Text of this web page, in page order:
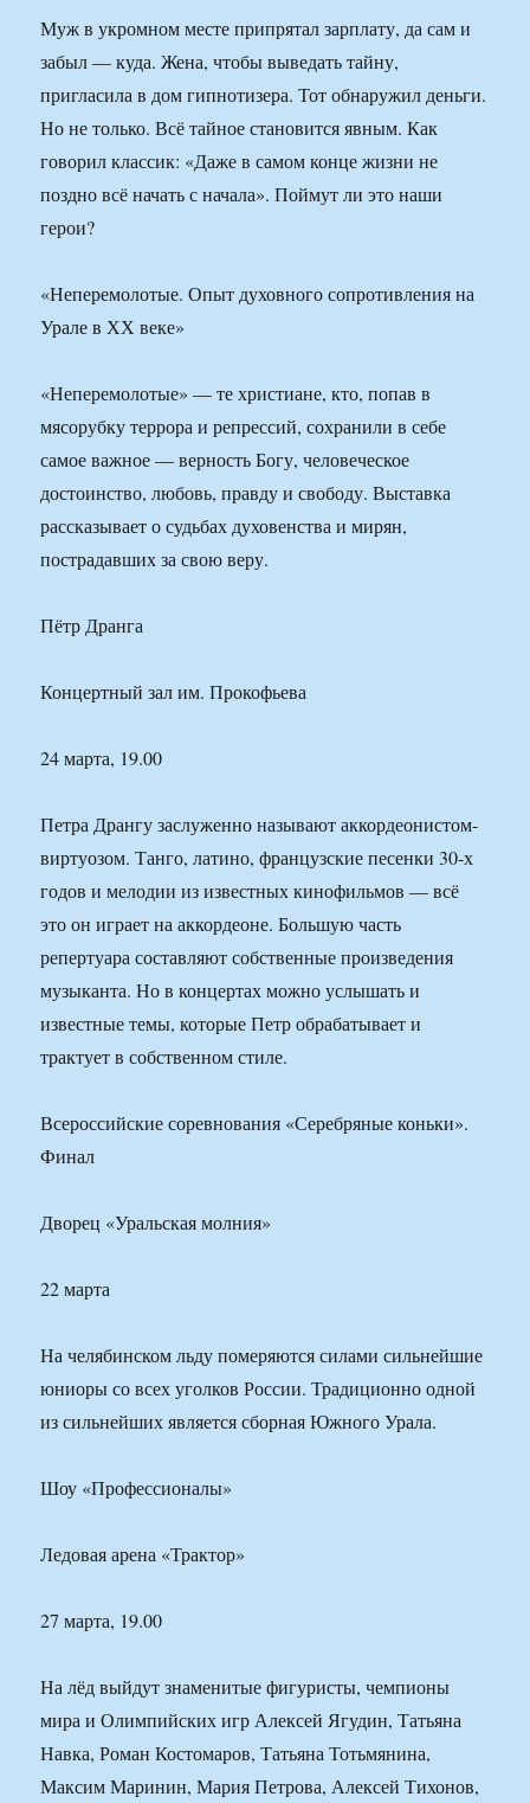
Муж в укромном месте припрятал зарплату, да сам и
забыл — куда. Жена, чтобы выведать тайну,
пригласила в дом гипнотизера. Тот обнаружил деньги.
Но не только. Всё тайное становится явным. Как
говорил классик: «Даже в самом конце жизни не
поздно всё начать с начала». Поймут ли это наши
герои?
«Неперемолотые. Опыт духовного сопротивления на
Урале в ХХ веке»
«Неперемолотые» — те христиане, кто, попав в
мясорубку террора и репрессий, сохранили в себе
самое важное — верность Богу, человеческое
достоинство, любовь, правду и свободу. Выставка
рассказывает о судьбах духовенства и мирян,
пострадавших за свою веру.
Пётр Дранга
Концертный зал им. Прокофьева
24 марта, 19.00
Петра Дрангу заслуженно называют аккордеонистом-
виртуозом. Танго, латино, французские песенки 30-х
годов и мелодии из известных кинофильмов — всё
это он играет на аккордеоне. Большую часть
репертуара составляют собственные произведения
музыканта. Но в концертах можно услышать и
известные темы, которые Петр обрабатывает и
трактует в собственном стиле.
Всероссийские соревнования «Серебряные коньки».
Финал
Дворец «Уральская молния»
22 марта
На челябинском льду померяются силами сильнейшие
юниоры со всех уголков России. Традиционно одной
из сильнейших является сборная Южного Урала.
Шоу «Профессионалы»
Ледовая арена «Трактор»
27 марта, 19.00
На лёд выйдут знаменитые фигуристы, чемпионы
мира и Олимпийских игр Алексей Ягудин, Татьяна
Навка, Роман Костомаров, Татьяна Тотьмянина,
Максим Маринин, Мария Петрова, Алексей Тихонов,